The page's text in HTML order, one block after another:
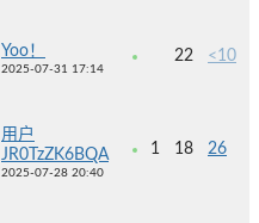
Yoo！
2025-07-31 17:14
22 <10
用户
JR0TzZK6BQA
2025-07-28 20:40
1 18 26